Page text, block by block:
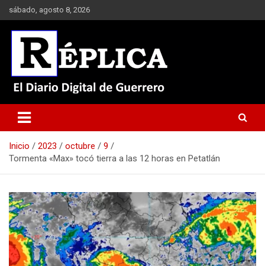
Saltar
al
contenido
sábado, agosto 8, 2026
Réplica
Inicio 2023 octubre
9
Tormenta «Max» tocó tierra a las 12 horas en Petatlán